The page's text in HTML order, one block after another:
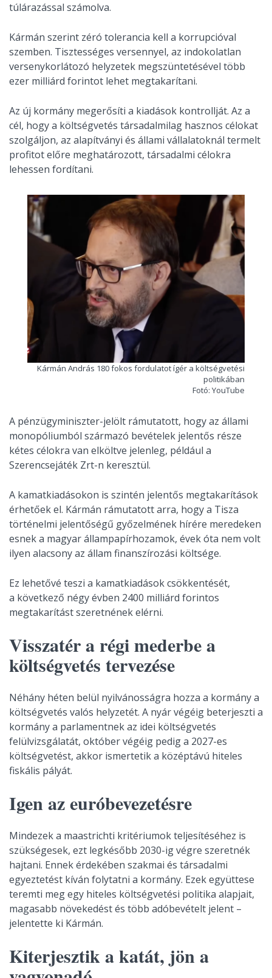
túlárazással számolva.
Kármán szerint zéró tolerancia kell a korrupcióval
szemben. Tisztességes versennyel, az indokolatlan
versenykorlátozó helyzetek megszüntetésével több
ezer milliárd forintot lehet megtakarítani.
Az új kormány megerősíti a kiadások kontrollját. Az a
cél, hogy a költségvetés társadalmilag hasznos célokat
szolgáljon, az alapítványi és állami vállalatoknál termelt
profitot előre meghatározott, társadalmi célokra
lehessen fordítani.
Kármán András 180 fokos fordulatot ígér a költségvetési
politikában
Fotó: YouTube
A pénzügyminiszter-jelölt rámutatott, hogy az állami
monopóliumból származó bevételek jelentős része
kétes célokra van elköltve jelenleg, például a
Szerencsejáték Zrt-n keresztül.
A kamatkiadásokon is szintén jelentős megtakarítások
érhetőek el. Kármán rámutatott arra, hogy a Tisza
történelmi jelentőségű győzelmének hírére meredeken
esnek a magyar állampapírhozamok, évek óta nem volt
ilyen alacsony az állam finanszírozási költsége.
Ez lehetővé teszi a kamatkiadások csökkentését,
a következő négy évben 2400 milliárd forintos
megtakarítást szeretnének elérni.
Visszatér a régi mederbe a
költségvetés tervezése
Néhány héten belül nyilvánosságra hozza a kormány a
költségvetés valós helyzetét. A nyár végéig beterjeszti a
kormány a parlamentnek az idei költségvetés
felülvizsgálatát, október végéig pedig a 2027-es
költségvetést, akkor ismertetik a középtávú hiteles
fiskális pályát.
Igen az euróbevezetésre
Mindezek a maastrichti kritériumok teljesítéséhez is
szükségesek, ezt legkésőbb 2030-ig végre szeretnék
hajtani. Ennek érdekében szakmai és társadalmi
egyeztetést kíván folytatni a kormány. Ezek együttese
teremti meg egy hiteles költségvetési politika alapjait,
magasabb növekedést és több adóbevételt jelent –
jelentette ki Kármán.
Kiterjesztik a katát, jön a